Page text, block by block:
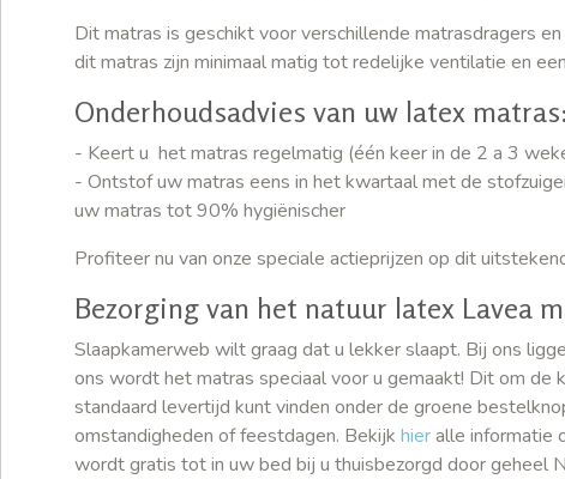
Dit matras is geschikt voor verschillende matrasdragers
dit matras zijn minimaal matig tot redelijke ventilatie en
Onderhoudsadvies van uw latex matras:
- Keert u het matras regelmatig (één keer in de 2 a 3
- Ontstof uw matras eens in het kwartaal met de
uw matras tot 90% hygiënischer
Profiteer nu van onze speciale actieprijzen op dit
Bezorging van het natuur latex Lavea
Slaapkamerweb wilt graag dat u lekker slaapt. Bij ons
ons wordt het matras speciaal voor u gemaakt! Dit om de
standaard levertijd kunt vinden onder de groene
omstandigheden of feestdagen. Bekijk hieralle informatie
wordt gratis tot in uw bed bij u thuisbezorgd door geheel